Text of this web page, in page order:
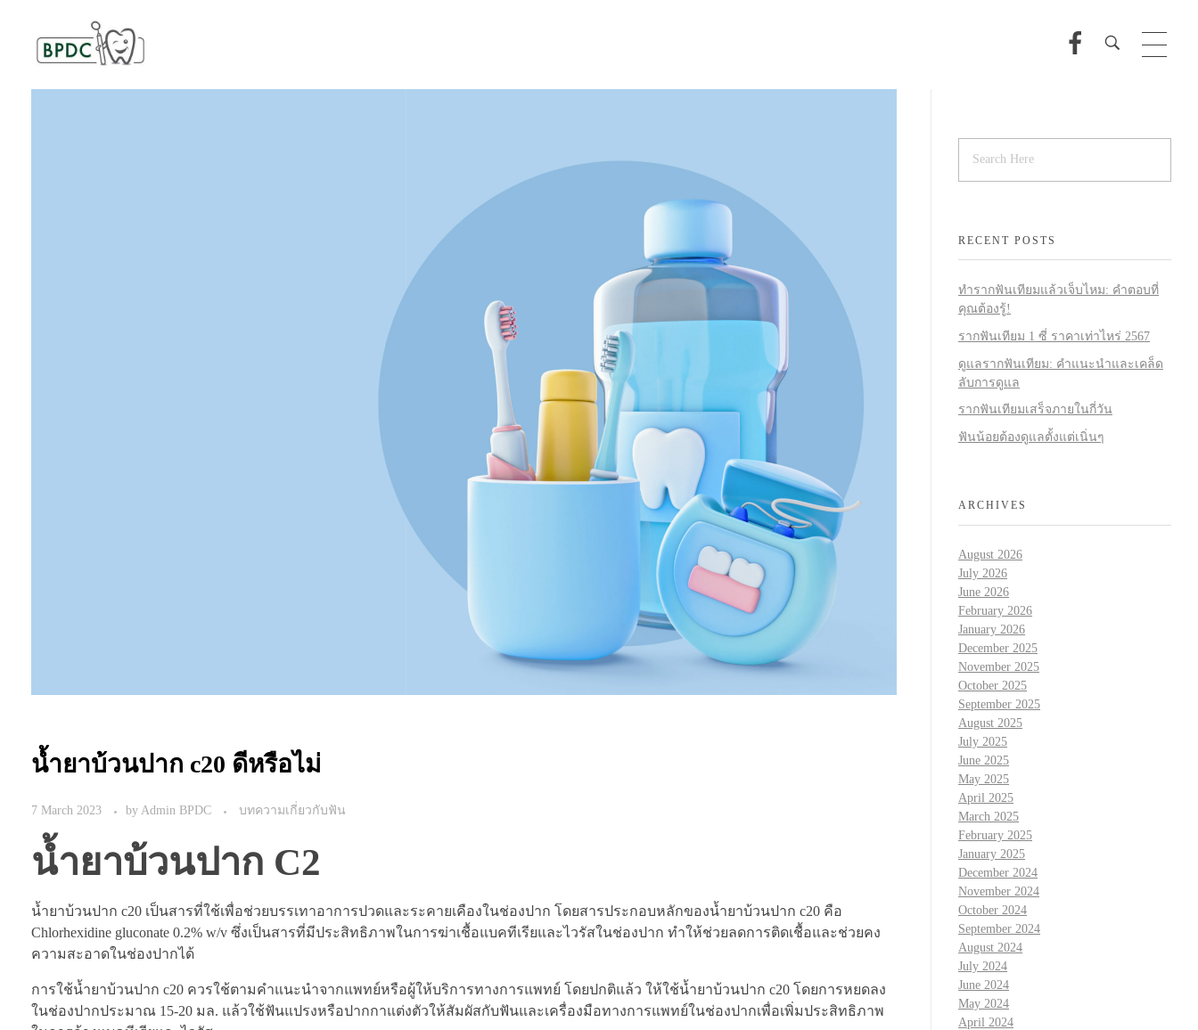
น้ำยาบ้วนปาก c20 ดีหรือไม่
7 March 2023 byAdmin BPDC บทความเกี่ยวกับฟัน
น้ำยาบ้วนปาก C2
น้ำยาบ้วนปาก c20 เป็นสารที่ใช้เพื่อช่วยบรรเทาอาการปวดและระคายเคืองในช่องปาก โดยสารประกอบหลักของน้ำยาบ้วนปาก c20 คือ
Chlorhexidine gluconate 0.2% w/v ซึ่งเป็นสารที่มีประสิทธิภาพในการฆ่าเชื้อแบคทีเรียและไวรัสในช่องปาก ทำให้ช่วยลดการติดเชื้อและช่วยคง
ความสะอาดในช่องปากได้
การใช้น้ำยาบ้วนปาก c20 ควรใช้ตามคำแนะนำจากแพทย์หรือผู้ให้บริการทางการแพทย์ โดยปกติแล้ว ให้ใช้น้ำยาบ้วนปาก c20 โดยการหยดลง
ในช่องปากประมาณ 15-20 มล. แล้วใช้ฟันแปรงหรือปากกาแต่งตัวให้สัมผัสกับฟันและเครื่องมือทางการแพทย์ในช่องปากเพื่อเพิ่มประสิทธิภาพ
RECENT POSTS
ทำรากฟันเทียมแล้วเจ็บไหม: คำตอบที่
คุณต้องรู้!
รากฟันเทียม 1 ซี่ ราคาเท่าไหร่ 2567
ดูแลรากฟันเทียม: คำแนะนำและเคล็ด
ลับการดูแล
รากฟันเทียมเสร็จภายในกี่วัน
ฟันน้อยต้องดูแลตั้งแต่เนิ่นๆ
ARCHIVES
August 2026
July 2026
June 2026
February 2026
January 2026
December 2025
November 2025
October 2025
September 2025
August 2025
July 2025
June 2025
May 2025
April 2025
March 2025
February 2025
January 2025
December 2024
November 2024
October 2024
September 2024
August 2024
July 2024
June 2024
May 2024
April 2024